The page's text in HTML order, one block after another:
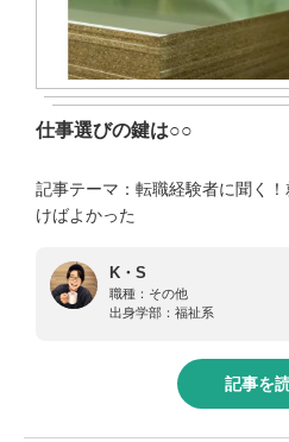
仕事選びの鍵は○○
記事テーマ：転職経験者に聞く
けばよかった
K・S
職種： その他
出身学部： 福祉系
記事を